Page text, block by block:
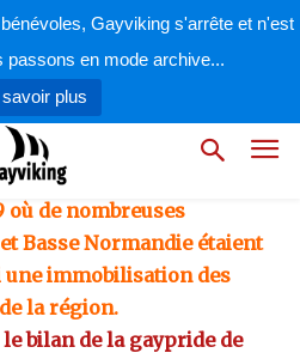
Gayviking s'arrête et n'est
passons en mode archive...
plus
20 juin 2009
de Caen qui s’est
où de nombreuses
Basse Normandie étaient
immobilisation des
la région.
bilan de la gaypride de